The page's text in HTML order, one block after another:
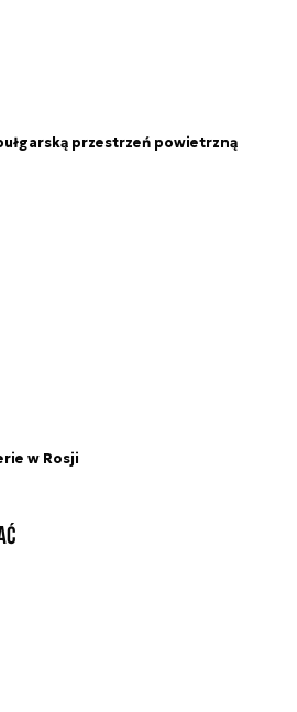
przestrzeń powietrzną
w Rosji